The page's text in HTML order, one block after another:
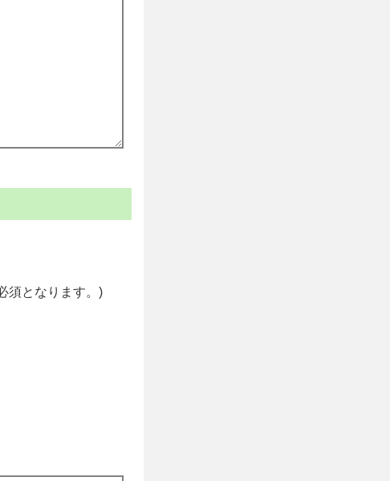
須となります。)